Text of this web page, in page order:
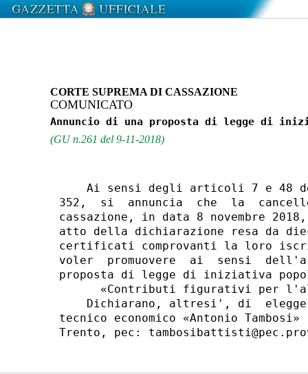
CORTE SUPREMA DI CASSAZIONE
COMUNICATO
(GU n.261 del 9-11-2018)
Ai sensi degli articoli 7 e 48
352,  si  annuncia  che  la
cassazione, in data 8 novembre
atto della dichiarazione resa da
certificati comprovanti la loro
voler  promuovere  ai  sensi
proposta di legge di iniziativa
«Contributi figurativi per
Dichiarano, altresi', di
tecnico economico «Antonio